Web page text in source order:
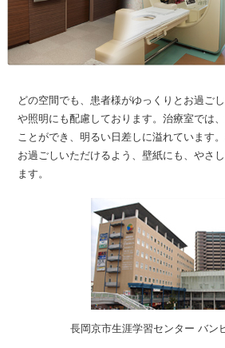
どの空間でも、患者様がゆっくりとお過ご
や照明にも配慮しております。治療室では
ことができ、明るい日差しに溢れています
お過ごしいただけるよう、壁紙にも、やさ
ます。
長岡京市生涯学習センター バン